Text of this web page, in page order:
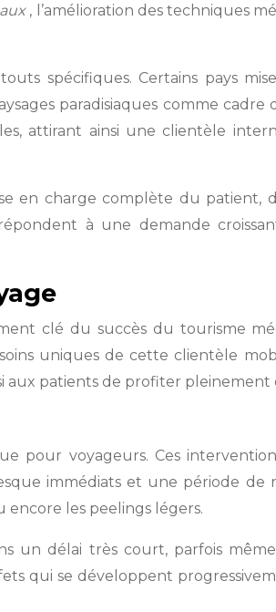
, l’amélioration des techniques
spécifiques. Certains pays
paradisiaques comme cadre
attirant ainsi une clientèle
en charge complète du patient,
à une demande
clé du succès du tourisme
uniques de cette clientèle
aux patients de profiter
pour voyageurs. Ces
immédiats et une période de
encore les peelings légers.
un délai très court, parfois
qui se développent